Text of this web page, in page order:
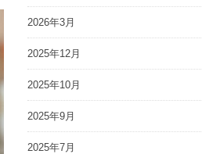
2026年3月
2025年12月
2025年10月
2025年9月
2025年7月